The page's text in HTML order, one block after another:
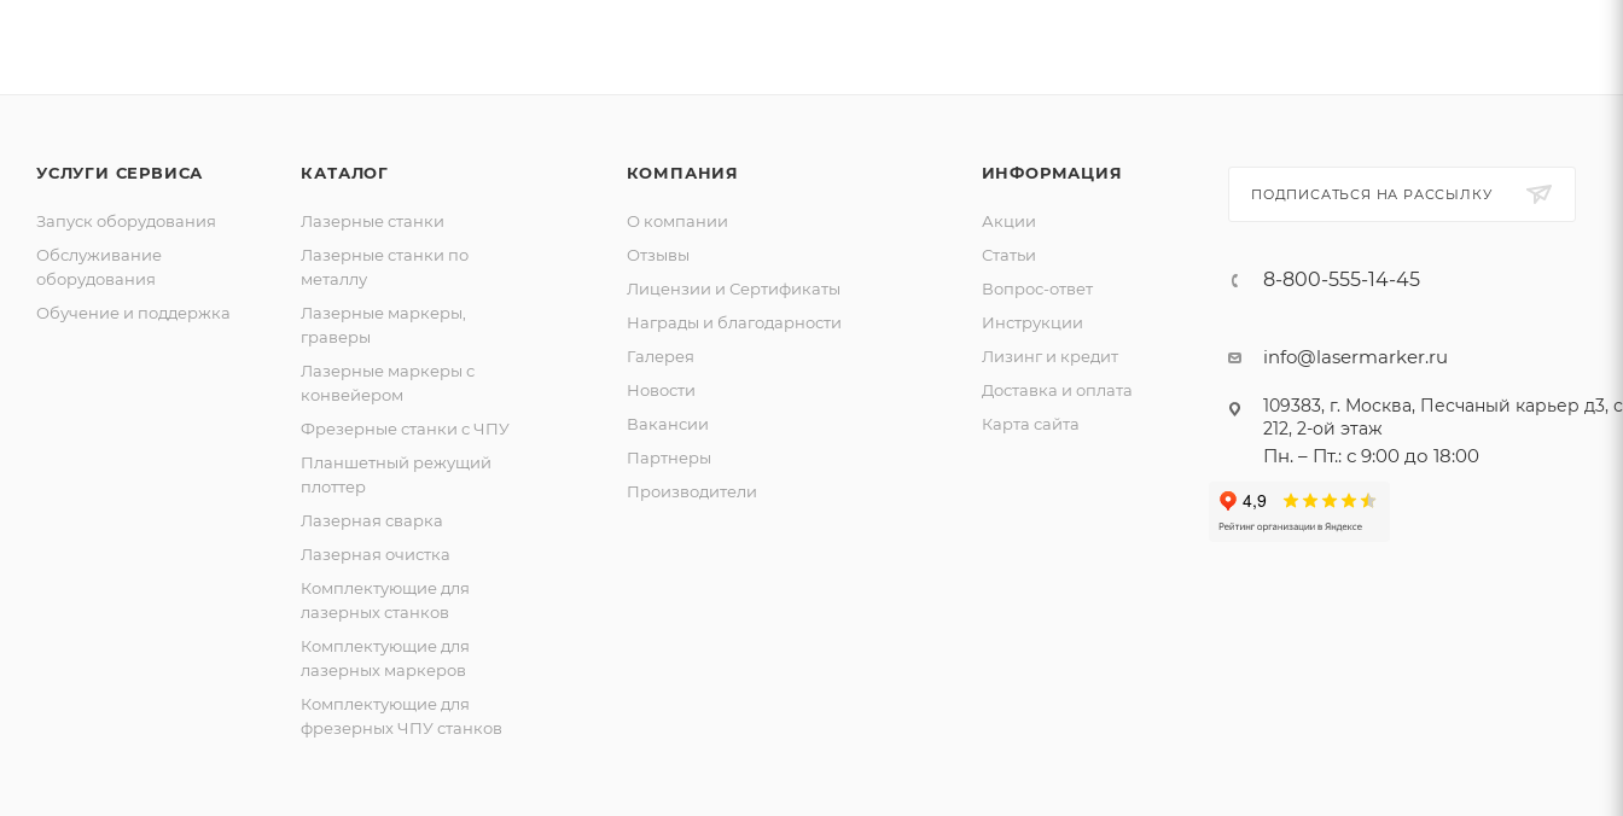
УСЛУГИ СЕРВИСА
Запуск оборудования
Обслуживание
оборудования
Обучение и поддержка
КАТАЛОГ
Лазерные станки
Лазерные станки по
металлу
Лазерные маркеры,
граверы
Лазерные маркеры с
конвейером
Фрезерные станки с ЧПУ
Планшетный режущий
плоттер
Лазерная сварка
Лазерная очистка
Комплектующие для
лазерных станков
Комплектующие для
лазерных маркеров
Комплектующие для
фрезерных ЧПУ станков
КОМПАНИЯ
О компании
Отзывы
Лицензии и Сертификаты
Награды и благодарности
Галерея
Новости
Вакансии
Партнеры
Производители
ИНФОРМАЦИЯ
Акции
Статьи
Вопрос-ответ
Инструкции
Лизинг и кредит
Доставка и оплата
Карта сайта
ПОДПИСАТЬСЯ НА РАССЫЛКУ
8-800-555-14-45
info@lasermarker.ru
109383, г. Москва, Песчаный карьер д3,
212, 2-ой этаж
Пн. – Пт.: с 9:00 до 18:00